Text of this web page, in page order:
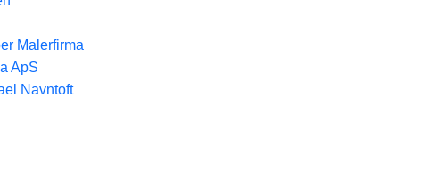
Malerfirma
ApS
Navntoft